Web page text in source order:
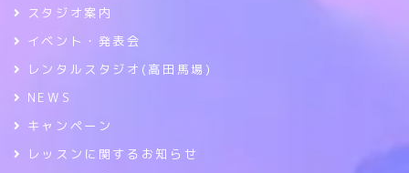
スタジオ案内
イベント・発表会
レンタルスタジオ(高田馬場)
NEWS
キャンペーン
レッスンに関するお知らせ